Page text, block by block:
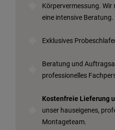
Körpervermessung. Wir
eine intensive Beratung.
Exklusives
Beratung und
professionelles
Kostenfreie Lieferung
unser hauseigenes,
Montageteam.